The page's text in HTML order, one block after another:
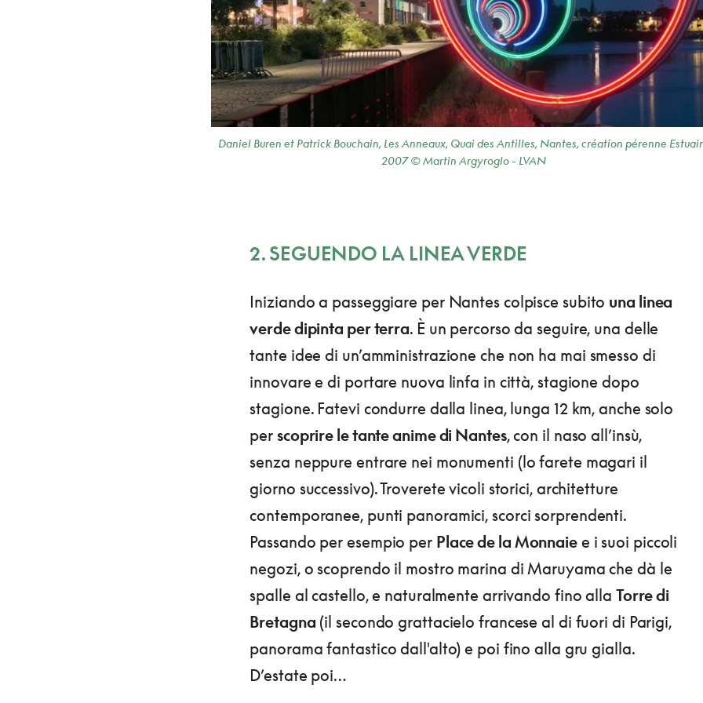
Daniel Buren et Patrick Bouchain, Les Anneaux, Quai des Antilles, Nantes, création pérenne
2007 © Martin Argyroglo - LVAN
2. SEGUENDO LA LINEA VERDE
Iniziando a passeggiare per Nantes colpisce subito una linea
verde dipinta per terra. È un percorso da seguire, una delle
tante idee di un’amministrazione che non ha mai smesso di
innovare e di portare nuova linfa in città, stagione dopo
stagione. Fatevi condurre dalla linea, lunga 12 km, anche solo
per scoprire le tante anime di Nantes, con il naso all’insù,
senza neppure entrare nei monumenti (lo farete magari il
giorno successivo). Troverete vicoli storici, architetture
contemporanee, punti panoramici, scorci sorprendenti.
Passando per esempio per Place de la Monnaiee i suoi piccoli
negozi, o scoprendo il mostro marina di Maruyama che dà le
spalle al castello, e naturalmente arrivando fino alla Torre di
Bretagna (il secondo grattacielo francese al di fuori di Parigi,
panorama fantastico dall'alto) e poi fino alla gru gialla.
D’estate poi…